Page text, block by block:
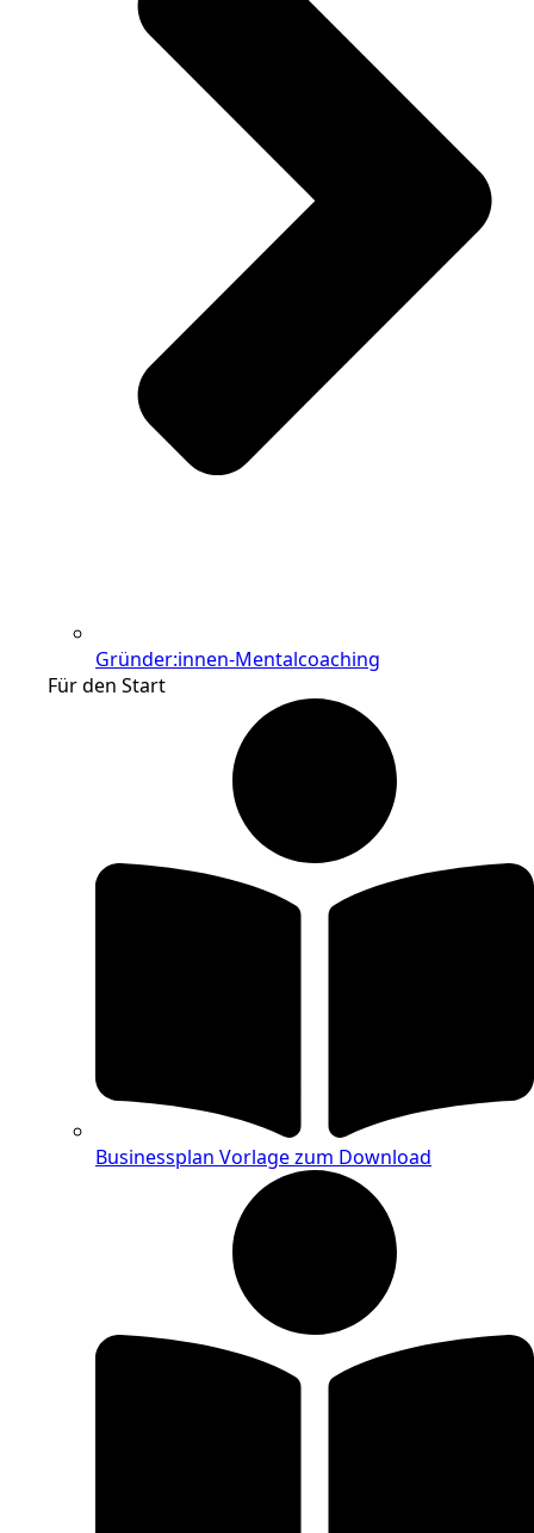
Gründer:innen-Mentalcoaching
Für den Start
Businessplan Vorlage zum Download